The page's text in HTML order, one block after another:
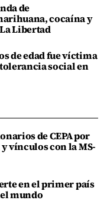
de
cocaína y
Libertad
de edad fue víctima
social en
de CEPA por
vínculos con la MS-
en el primer país
mundo